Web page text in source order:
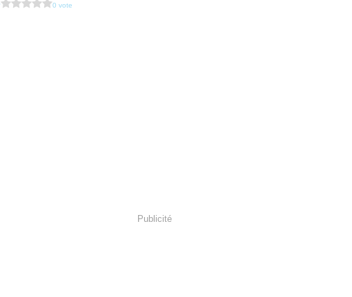
0 vote
Publicité